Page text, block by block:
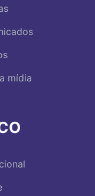
mídia